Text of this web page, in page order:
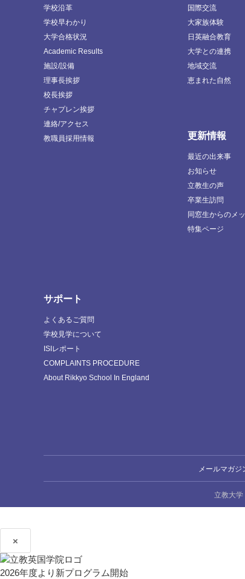
学校沿革
学校早わかり
大学合格状況
Academic Results
施設/設備
理事長挨拶
校長挨拶
チャプレン挨拶
連絡/アクセス
教職員採用情報
国際交流
大家族体験
日英融合教育
大学との連携
地域交流
恵まれた自然
更新情報
最近の出来事
お知らせ
立教生の声
卒業生訪問
同窓生からのメ
特集ページ
サポート
よくあるご質問
学校見学について
ISIレポート
COMPLAINTS PROCEDURE
About Rikkyo School In England
メールマガジ
立教大学
×
2026年度より新プログラム開始